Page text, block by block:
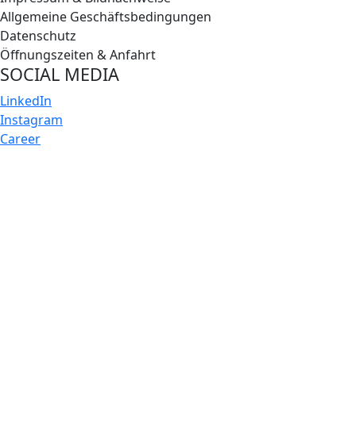
Allgemeine Geschäftsbedingungen
Datenschutz
Öffnungszeiten & Anfahrt
SOCIAL MEDIA
LinkedIn
Instagram
Career